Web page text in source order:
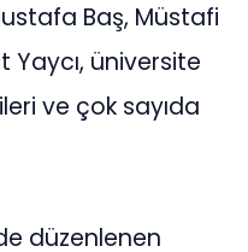
Baş, Müstafi
Yaycı, üniversite
ve çok sayıda
düzenlenen